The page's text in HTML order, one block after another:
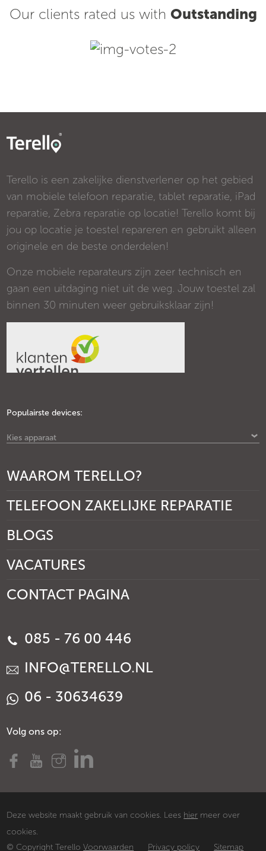
Our clients rated us with Outstanding
Terello is een zakelijke dienstverlener op het gebied
van mobiele telefoon reparatie, tablet reparatie, iPad
reparatie, Zebra reparatie op locatie! Terello komt bij
jou op locatie je toestel repareren en gebruikt alleen
originele en de beste onderdelen!
Onze mobiele reparateurs zijn zeer technisch en
gaan een uitdaging niet uit de weg. Jouw toestel zal
binnen 30 minuten weer gebruiksklaar zijn!
Populairste devices:
Kies apparaat
WAAROM TERELLO?
TELEFOON ZAKELIJKE REPARATIE
BLOGS
VACATURES
CONTACT PAGINA
085 - 76 00 446
INFO@TERELLO.NL
06 - 30634639
Volg ons op:
Deze website maakt gebruik van cookies. Lees hier meer over
cookies.
© Copyright TerelloVoorwaarden Privacy policy Sitemap